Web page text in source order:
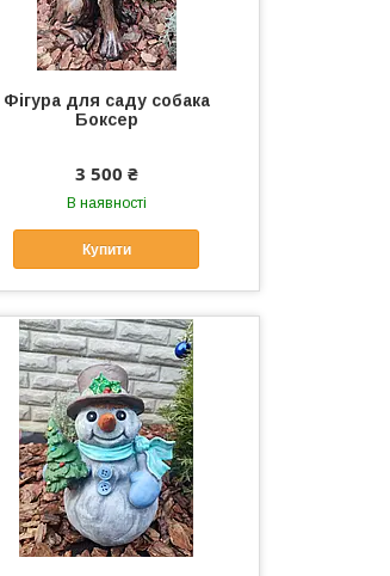
Фігура для саду собака
Боксер
3 500 ₴
В наявності
Купити